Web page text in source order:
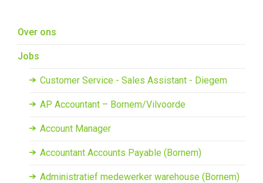
Over ons
Jobs
Customer Service - Sales Assistant - Diegem
AP Accountant – Bornem/Vilvoorde
Account Manager
Accountant Accounts Payable (Bornem)
Administratief medewerker warehouse (Bornem)